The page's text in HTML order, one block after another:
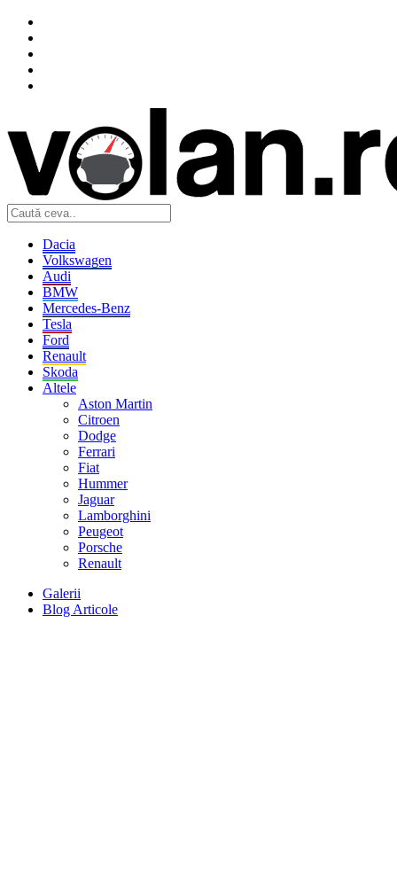
Dacia
Volkswagen
Audi
BMW
Mercedes-Benz
Tesla
Ford
Renault
Skoda
Altele
Aston Martin
Citroen
Dodge
Ferrari
Fiat
Hummer
Jaguar
Lamborghini
Peugeot
Porsche
Renault
Galerii
Blog Articole